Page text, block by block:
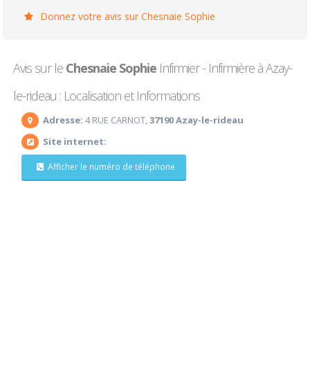
Donnez votre avis sur Chesnaie Sophie
Avis sur le Chesnaie Sophie Infirmier - Infirmière à Azay-
le-rideau : Localisation et Informations
Adresse: 4 RUE CARNOT,37190 Azay-le-rideau
Site internet:
Afficher le numéro de téléphone